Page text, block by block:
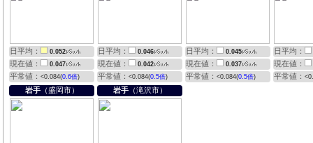
日平均： 0.052
現在値： 0.047
平常値：<0.084(0.6倍)
日平均： 0.046
現在値： 0.042
平常値：<0.084(0.5倍)
日平均： 0.045
現在値： 0.037
平常値：<0.084(0.5倍)
日平均：
現在値：
平常値：
岩手（盛岡市） 岩手（滝沢市）